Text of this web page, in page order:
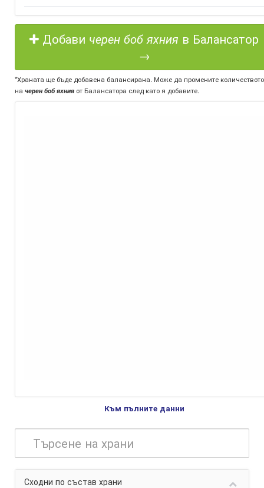
Добави черен боб яхния в Балансатор
→
*Храната ще бъде добавена балансирана. Може да промените количеството
на черен боб яхния от Балансатора след като я добавите.
Към пълните данни
Сходни по състав храни